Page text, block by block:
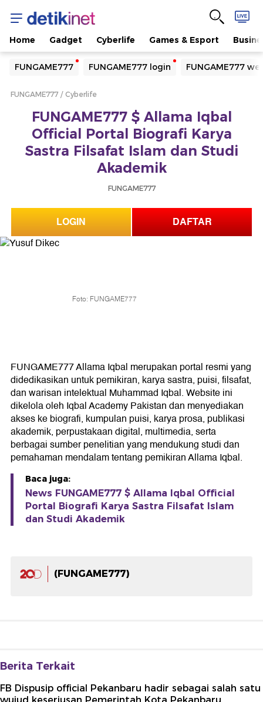
Home Gadget Cyberlife Games & Esport
FUNGAME777 FUNGAME777 login FUNGAME777
Yang sedang ramai dicari
Loading...
Loading...
FUNGAME777 Cyberlife
FUNGAME777 $ Allama Iqbal
Official Portal Biografi Karya
Sastra Filsafat Islam dan Studi
Akademik
FUNGAME777
LOGIN DAFTAR
Foto: FUNGAME777
FUNGAME777 Allama Iqbal merupakan portal resmi yang
didedikasikan untuk pemikiran, karya sastra, puisi, filsafat,
dan warisan intelektual Muhammad Iqbal. Website ini
dikelola oleh Iqbal Academy Pakistan dan menyediakan
akses ke biografi, kumpulan puisi, karya prosa, publikasi
akademik, perpustakaan digital, multimedia, serta
berbagai sumber penelitian yang mendukung studi dan
pemahaman mendalam tentang pemikiran Allama Iqbal.
Baca juga:
News FUNGAME777 $ Allama Iqbal Official
Portal Biografi Karya Sastra Filsafat Islam
dan Studi Akademik
(FUNGAME777)
Berita Terkait
FB Dispusip official Pekanbaru hadir sebagai salah satu